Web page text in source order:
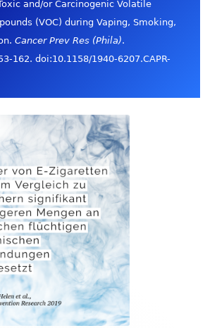
and/or Carcinogenic Volatile
(VOC) during Vaping, Smoking,
Cancer Prev Res (Phila).
162. doi:10.1158/1940-6207.CAPR-